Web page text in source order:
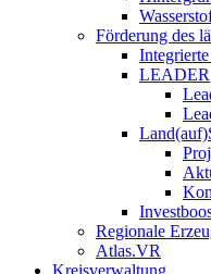
Förderung des
LEADER
Regionale
Atlas.VR
Kreisverwaltung